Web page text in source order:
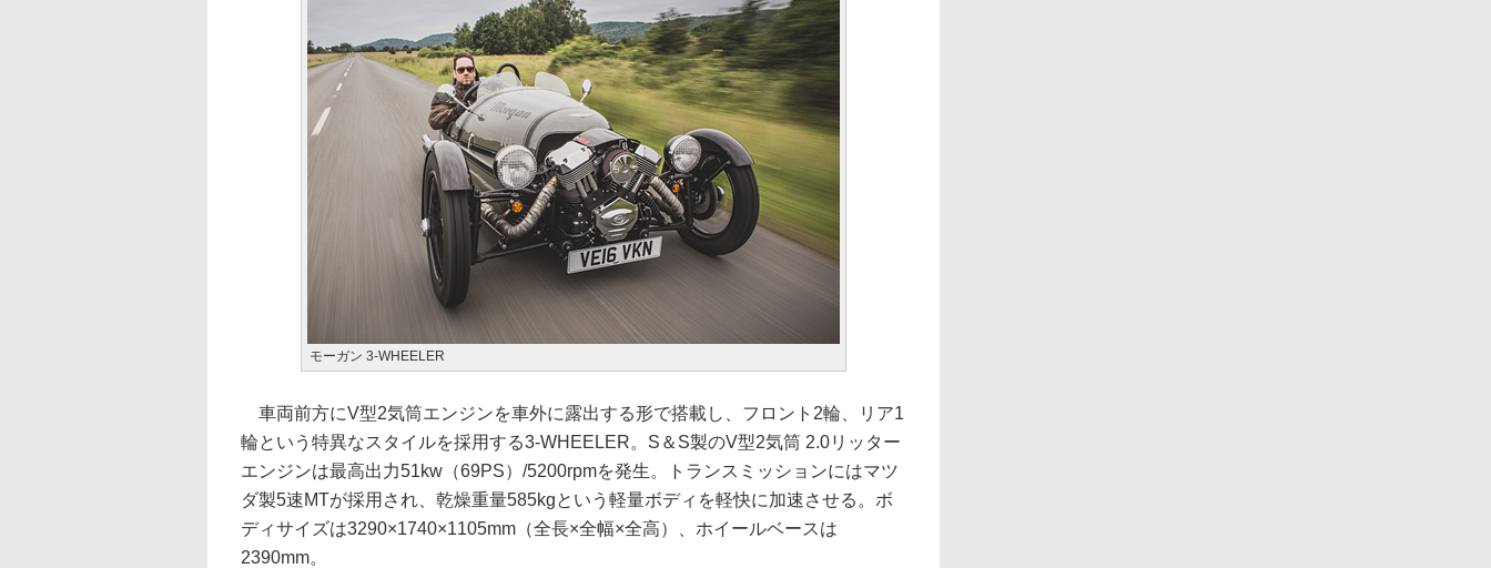
モーガン 3-WHEELER
車両前方にV型2気筒エンジンを車外に露出する形で搭載し、フロント2輪、リア1
輪という特異なスタイルを採用する3-WHEELER。S＆S製のV型2気筒 2.0リッター
エンジンは最高出力51kw（69PS）/5200rpmを発生。トランスミッションにはマツ
ダ製5速MTが採用され、乾燥重量585kgという軽量ボディを軽快に加速させる。ボ
ディサイズは3290×1740×1105mm（全長×全幅×全高）、ホイールベースは
2390mm。